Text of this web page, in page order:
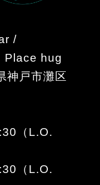
/
Place hug
神戸市灘区
（L.O.
（L.O.